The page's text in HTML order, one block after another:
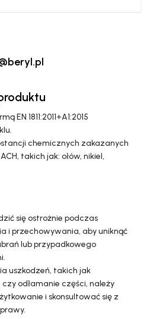
EN 1811:2011+A1:2015
chemicznych zakazanych
takich jak: ołów, nikiel,
się ostrożnie podczas
i przechowywania, aby uniknąć
lub przypadkowego
uszkodzeń, takich jak
odłamanie części, należy
i skonsultować się z